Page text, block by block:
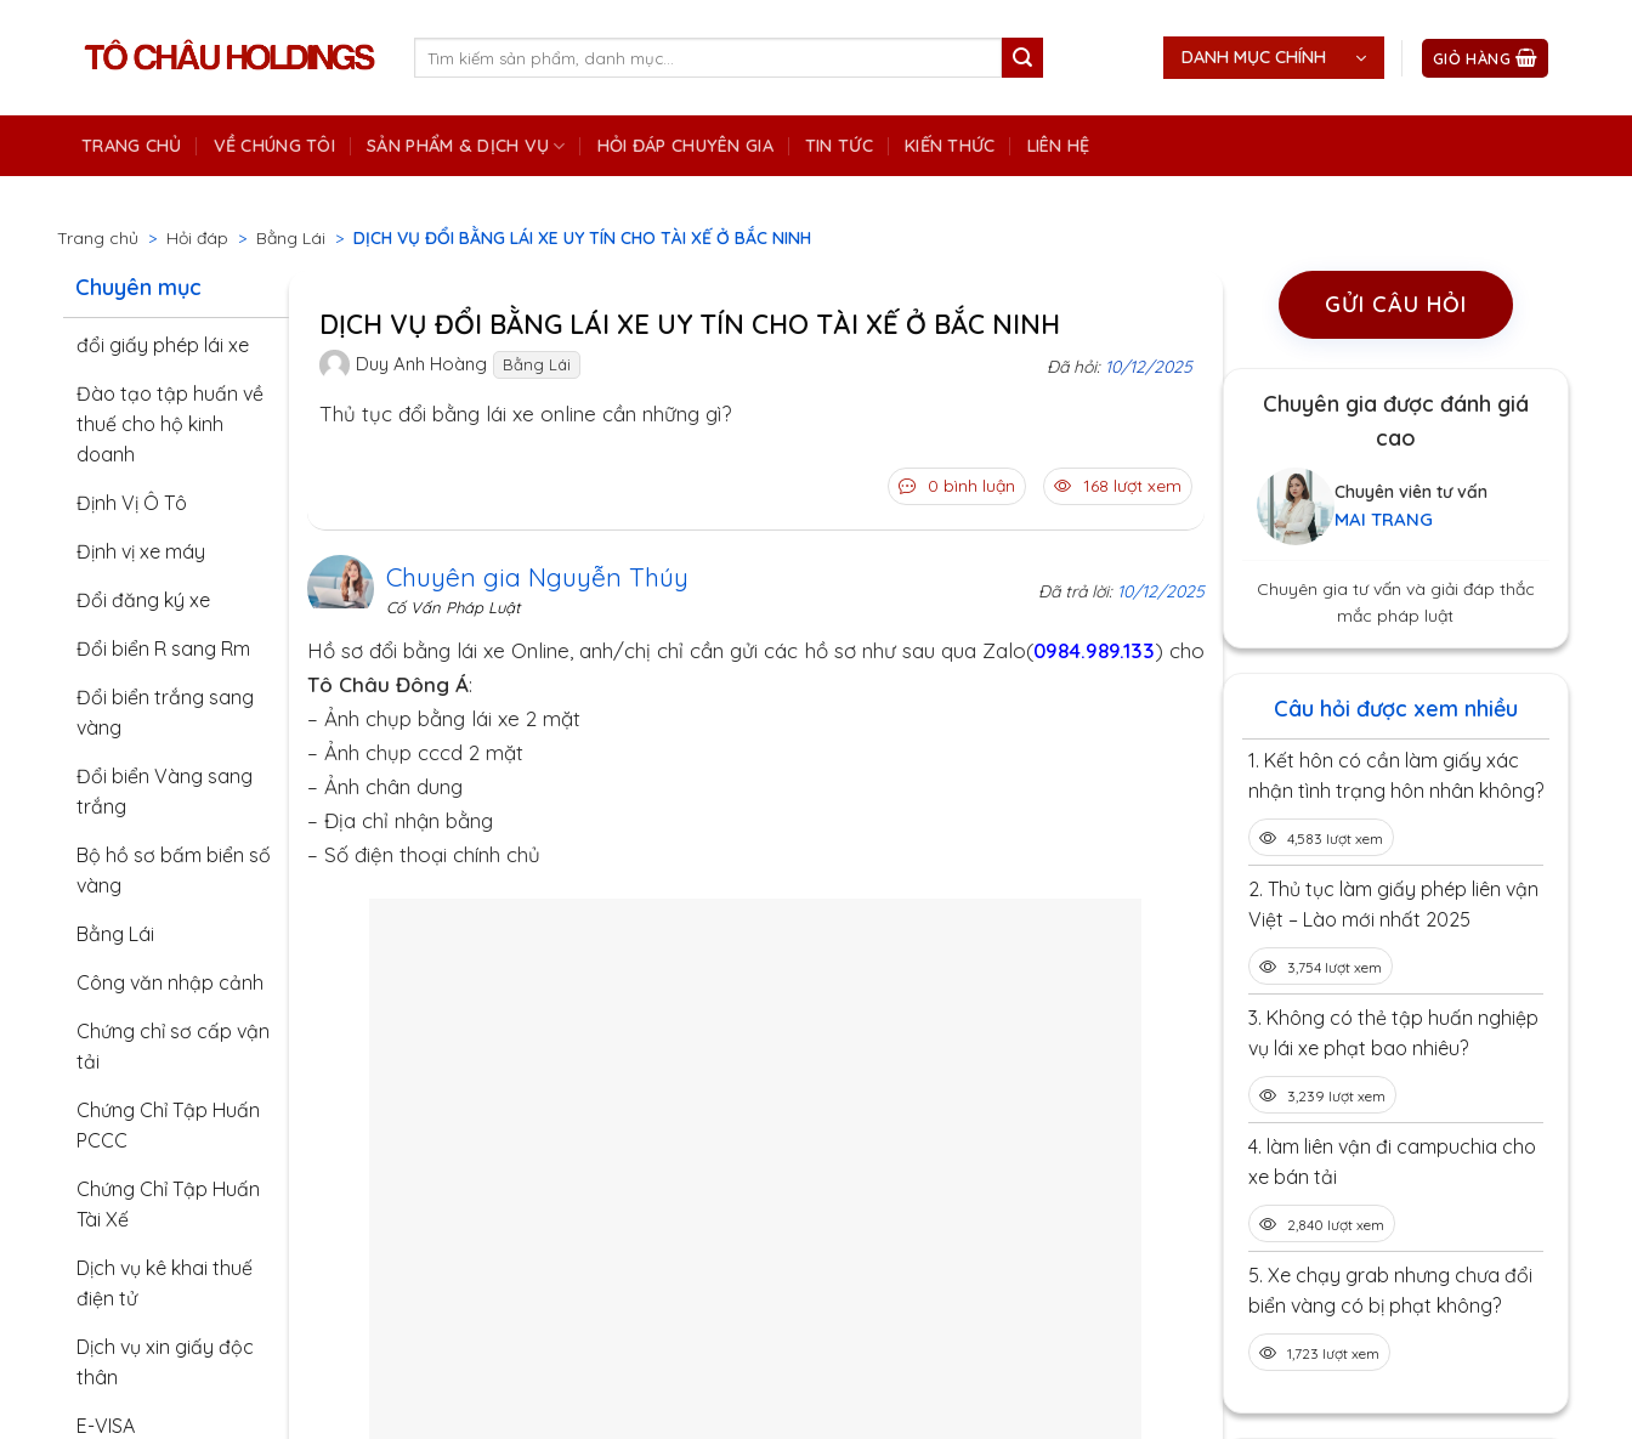
DANH MỤC CHÍNH GIỎ HÀNG
TRANG CHỦ VỀ CHÚNG TÔI SẢN PHẨM & DỊCH VỤ HỎI ĐÁP CHUYÊN GIA TIN TỨC KIẾN THỨC LIÊN HỆ
Trang chủ > Hỏi đáp > Bằng Lái > DỊCH VỤ ĐỔI BẰNG LÁI XE UY TÍN CHO TÀI XẾ Ở BẮC NINH
Chuyên mục
đổi giấy phép lái xe
Đào tạo tập huấn về
thuế cho hộ kinh
doanh
Định Vị Ô Tô
Định vị xe máy
Đổi đăng ký xe
Đổi biển R sang Rm
Đổi biển trắng sang
vàng
Đổi biển Vàng sang
trắng
Bộ hồ sơ bấm biển số
vàng
Bằng Lái
Công văn nhập cảnh
Chứng chỉ sơ cấp vận
tải
Chứng Chỉ Tập Huấn
PCCC
Chứng Chỉ Tập Huấn
Tài Xế
Dịch vụ kê khai thuế
điện tử
Dịch vụ xin giấy độc
thân
E-VISA
DỊCH VỤ ĐỔI BẰNG LÁI XE UY TÍN CHO TÀI XẾ Ở BẮC NINH
Duy Anh Hoàng Bằng Lái Đã hỏi: 10/12/2025
Thủ tục đổi bằng lái xe online cần những gì?
0 bình luận 168 lượt xem
Chuyên gia Nguyễn Thúy
Cố Vấn Pháp Luật
Đã trả lời: 10/12/2025
Hồ sơ đổi bằng lái xe Online, anh/chị chỉ cần gửi các hồ sơ như sau qua Zalo(0984.989.133) cho
Tô Châu Đông Á:
– Ảnh chụp bằng lái xe 2 mặt
– Ảnh chụp cccd 2 mặt
– Ảnh chân dung
– Địa chỉ nhận bằng
– Số điện thoại chính chủ
GỬI CÂU HỎI
Chuyên gia được đánh giá
cao
Chuyên viên tư vấn
MAI TRANG
Chuyên gia tư vấn và giải đáp thắc
mắc pháp luật
Câu hỏi được xem nhiều
1. Kết hôn có cần làm giấy xác
nhận tình trạng hôn nhân không?
4,583 lượt xem
2. Thủ tục làm giấy phép liên vận
Việt – Lào mới nhất 2025
3,754 lượt xem
3. Không có thẻ tập huấn nghiệp
vụ lái xe phạt bao nhiêu?
3,239 lượt xem
4. làm liên vận đi campuchia cho
xe bán tải
2,840 lượt xem
5. Xe chạy grab nhưng chưa đổi
biển vàng có bị phạt không?
1,723 lượt xem